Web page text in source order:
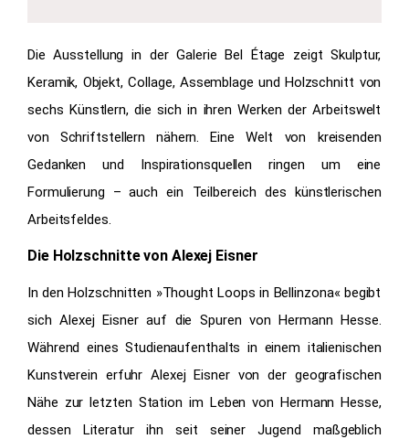
Die Ausstellung in der Galerie Bel Étage zeigt Skulptur,
Keramik, Objekt, Collage, Assemblage und Holzschnitt von
sechs Künstlern, die sich in ihren Werken der Arbeitswelt
von Schriftstellern nähern.
Eine Welt von kreisenden
Gedanken und Inspirationsquellen ringen um eine
Formulierung – auch ein Teilbereich des künstlerischen
Arbeitsfeldes.
Die Holzschnitte von Alexej Eisner
In den Holzschnitten »Thought Loops in Bellinzona« begibt
sich Alexej Eisner auf die Spuren von Hermann Hesse.
Während eines Studienaufenthalts in einem italienischen
Kunstverein erfuhr Alexej Eisner von der geografischen
Nähe zur letzten Station im Leben von Hermann Hesse,
dessen Literatur ihn seit seiner Jugend maßgeblich